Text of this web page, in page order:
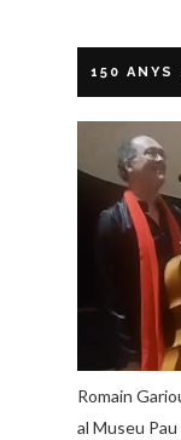
150 ANYS
Romain
al Museu Pau